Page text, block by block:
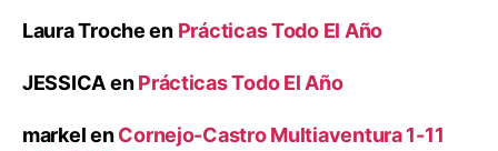
Laura Trocheen Prácticas Todo El Año
JESSICAenPrácticas Todo El Año
markelenCornejo-Castro Multiaventura 1-11